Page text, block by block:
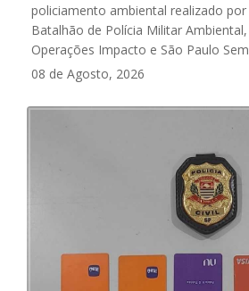
policiamento ambiental realizado por
Batalhão de Polícia Militar
Operações Impacto e São Paulo
08 de Agosto, 2026